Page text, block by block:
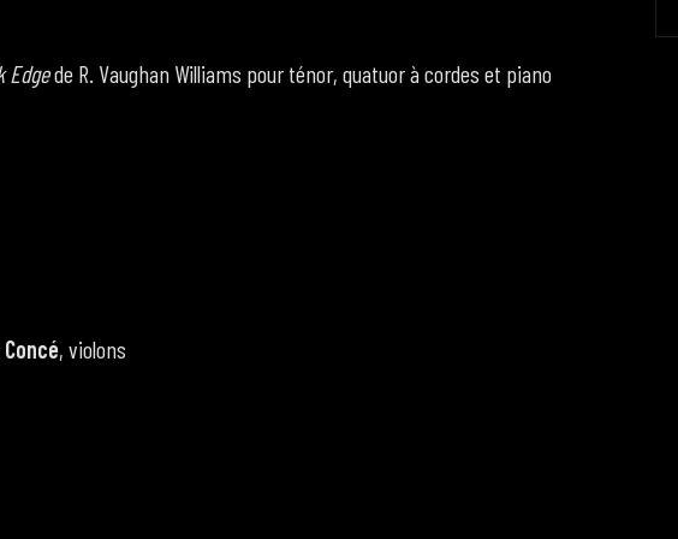
Edgede R. Vaughan Williams pour ténor, quatuor à cordes et piano
, violons